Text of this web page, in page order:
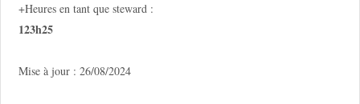
+Heures en tant que steward :
123h25
Mise à jour : 26/08/2024